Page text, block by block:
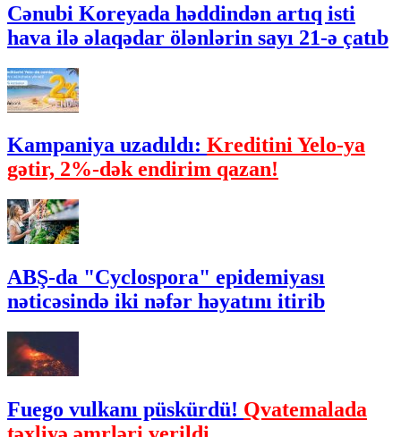
Cənubi Koreyada həddindən artıq isti
hava ilə əlaqədar ölənlərin sayı 21-ə çatıb
Kampaniya uzadıldı: Kreditini Yelo-ya
gətir, 2%-dək endirim qazan!
ABŞ-da "Cyclospora" epidemiyası
nəticəsində iki nəfər həyatını itirib
Fuego vulkanı püskürdü! Qvatemalada